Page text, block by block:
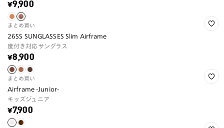
¥9,900
まとめ買い
26SS SUNGLASSES Slim Airframe
度付き対応サングラス
¥8,900
まとめ買い
Airframe -Junior-
キッズジュニア
¥7,900